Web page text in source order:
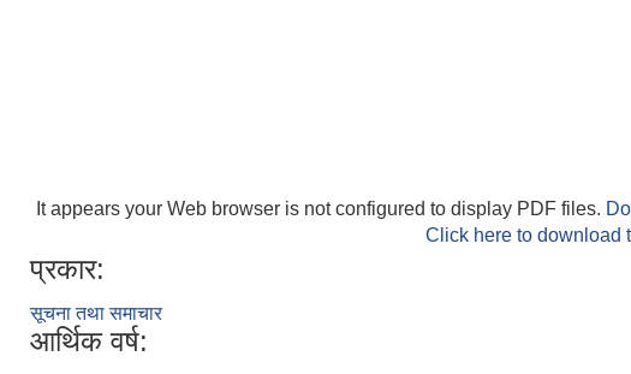
It appears your Web browser is not configured to display PDF files.
Click here to download
प्रकार:
सूचना तथा समाचार
आर्थिक वर्ष: